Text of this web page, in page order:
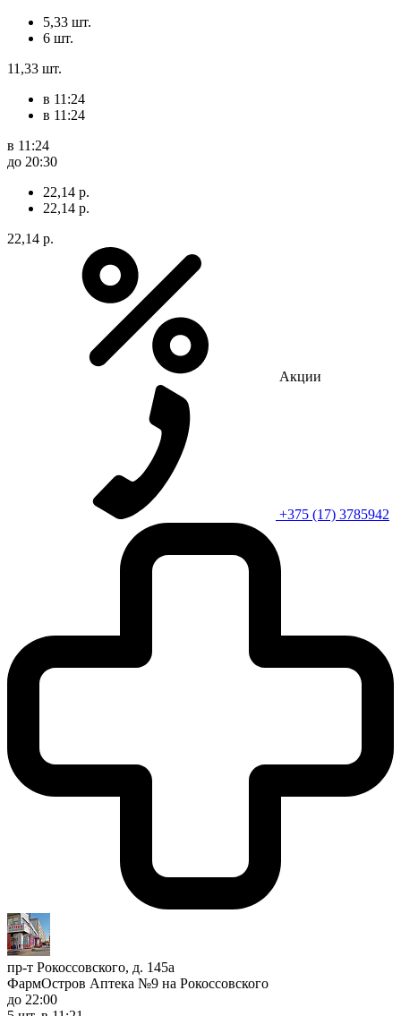
5,33 шт.
6 шт.
11,33 шт.
в 11:24
в 11:24
в 11:24
до 20:30
22,14 р.
22,14 р.
22,14 р.
Акции
+375 (17) 3785942
пр-т Рокоссовского, д. 145а
ФармОстров Аптека №9 на Рокоссовского
до 22:00